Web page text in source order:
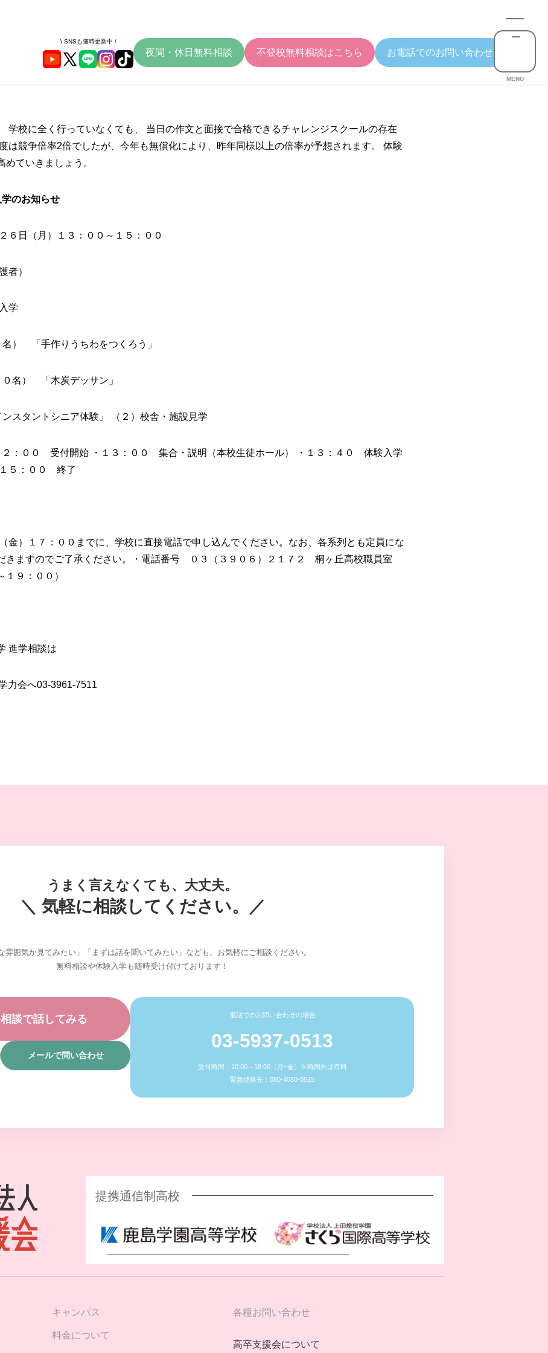
\ SNSも随時更新中 /
夜間・休日無料相談 不登校無料相談はこちら お電話でのお問い合わせ
MENU
学校に全く行っていなくても、 当日の作文と面接で合格できるチャレンジスクールの存在
は競争倍率2倍でしたが、今年も無償化により、昨年同様以上の倍率が予想されます。 体験
めていきましょう。
のお知らせ
６日（月）１３：００～１５：００
者）
学
） 「手作りうちわをつくろう」
名） 「木炭デッサン」
スタントシニア体験」 （２）校舎・施設見学
２：００ 受付開始 ・１３：００ 集合・説明（本校生徒ホール）
・１３：４０ 体験入学
１５：００ 終了
金）１７：００までに、学校に直接電話で申し込んでください。なお、各系列とも定員にな
きますのでご了承ください。・電話番号 ０３（３９０６）２１７２ 桐ヶ丘高校職員室
９：００）
進学相談は
力会へ03-3961-7511
うまく言えなくても、大丈夫。
＼ 気軽に相談してください。／
雰囲気か見てみたい」「まずは話を聞いてみたい」なども、お気軽にご相談ください。
無料相談や体験入学も随時受け付けております！
談で話してみる
メールで問い合わせ
電話でのお問い合わせの場合
03-5937-0513
受付時間：10:00～18:00（月~金）※時間外は有料
緊急連絡先：080-4050-0515
提携通信制高校
キャンパス
料金について
各種お問い合わせ
高卒支援会について